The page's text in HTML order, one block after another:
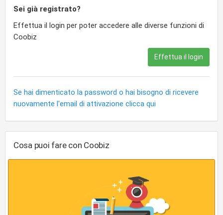
Sei già registrato?
Effettua il login per poter accedere alle diverse funzioni di
Coobiz
Effettua il login
Se hai dimenticato la password o hai bisogno di ricevere
nuovamente l'email di attivazione clicca qui
Cosa puoi fare con Coobiz